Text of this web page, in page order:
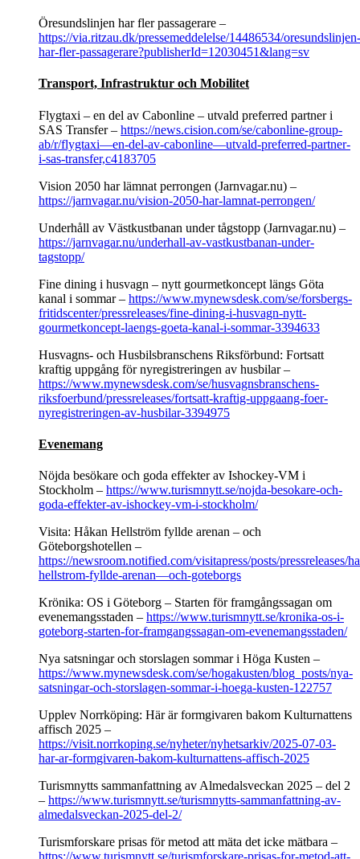
Öresundslinjen har fler passagerare –
https://via.ritzau.dk/pressemeddelelse/14486534/oresundslinjen-
har-fler-passagerare?publisherId=12030451&lang=sv
Transport, Infrastruktur och Mobilitet
Flygtaxi – en del av Cabonline – utvald preferred partner i
SAS Transfer – https://news.cision.com/se/cabonline-group-
ab/r/flygtaxi—en-del-av-cabonline—utvald-preferred-partner-
i-sas-transfer,c4183705
Vision 2050 har lämnat perrongen (Jarnvagar.nu) –
https://jarnvagar.nu/vision-2050-har-lamnat-perrongen/
Underhåll av Västkustbanan under tågstopp (Jarnvagar.nu) –
https://jarnvagar.nu/underhall-av-vastkustbanan-under-
tagstopp/
Fine dining i husvagn – nytt gourmetkoncept längs Göta
kanal i sommar – https://www.mynewsdesk.com/se/forsbergs-
fritidscenter/pressreleases/fine-dining-i-husvagn-nytt-
gourmetkoncept-laengs-goeta-kanal-i-sommar-3394633
Husvagns- och Husbilsbranschens Riksförbund: Fortsatt
kraftig uppgång för nyregistreringen av husbilar –
https://www.mynewsdesk.com/se/husvagnsbranschens-
riksfoerbund/pressreleases/fortsatt-kraftig-uppgaang-foer-
nyregistreringen-av-husbilar-3394975
Evenemang
Nöjda besökare och goda effekter av Ishockey-VM i
Stockholm – https://www.turismnytt.se/nojda-besokare-och-
goda-effekter-av-ishockey-vm-i-stockholm/
Visita: Håkan Hellström fyllde arenan – och
Göteborgshotellen –
https://newsroom.notified.com/visitapress/posts/pressreleases/
hellstrom-fyllde-arenan—och-goteborgs
Krönika: OS i Göteborg – Starten för framgångssagan om
evenemangsstaden – https://www.turismnytt.se/kronika-os-i-
goteborg-starten-for-framgangssagan-om-evenemangsstaden/
Nya satsningar och storslagen sommar i Höga Kusten –
https://www.mynewsdesk.com/se/hogakusten/blog_posts/nya-
satsningar-och-storslagen-sommar-i-hoega-kusten-122757
Upplev Norrköping: Här är formgivaren bakom Kulturnattens
affisch 2025 –
https://visit.norrkoping.se/nyheter/nyhetsarkiv/2025-07-03-
har-ar-formgivaren-bakom-kulturnattens-affisch-2025
Turismnytts sammanfattning av Almedalsveckan 2025 – del 2
– https://www.turismnytt.se/turismnytts-sammanfattning-av-
almedalsveckan-2025-del-2/
Turismforskare prisas för metod att mäta det icke mätbara –